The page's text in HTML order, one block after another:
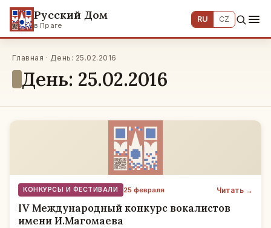
Русский Дом
в Праге
RU CZ
Главная · День: 25.02.2016
День: 25.02.2016
КОНКУРСЫ И ФЕСТИВАЛИ 25 февраля Читать →
IV Международный конкурс вокалистов
имени И.Магомаева